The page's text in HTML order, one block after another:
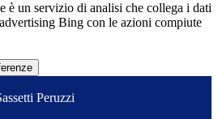
è un servizio di analisi che collega i dati
Bing con le azioni compiute
Peruzzi